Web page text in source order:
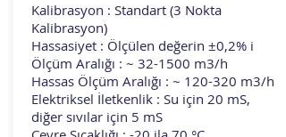
Kalibrasyon : Standart (3 Nokta
Kalibrasyon)
Hassasiyet : Ölçülen değerin ±0,2% i
Ölçüm Aralığı : ~ 32-1500 m3/h
Hassas Ölçüm Aralığı : ~ 120-320 m3/h
Elektriksel İletkenlik : Su için 20 mS,
diğer sıvılar için 5 mS